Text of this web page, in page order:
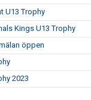
U13 Trophy
Kings U13 Trophy
öppen
2023